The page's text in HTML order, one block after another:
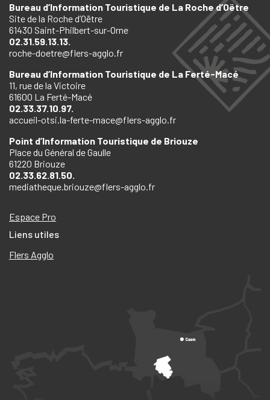
Bureau d’Information Touristique de La Roche d’Oëtre
Site de la Roche d’Oëtre
61430 Saint-Philbert-sur-Orne
02.31.59.13.13.
roche-doetre@flers-agglo.fr
Bureau d’Information Touristique de La Ferté-Macé
11, rue de la Victoire
61600 La Ferté-Macé
02.33.37.10.97.
accueil-otsi.la-ferte-mace@flers-agglo.fr
Point d’Information Touristique de Briouze
Place du Général de Gaulle
61220 Briouze
02.33.62.81.50.
mediatheque.briouze@flers-agglo.fr
Espace Pro
Liens utiles
Flers Agglo